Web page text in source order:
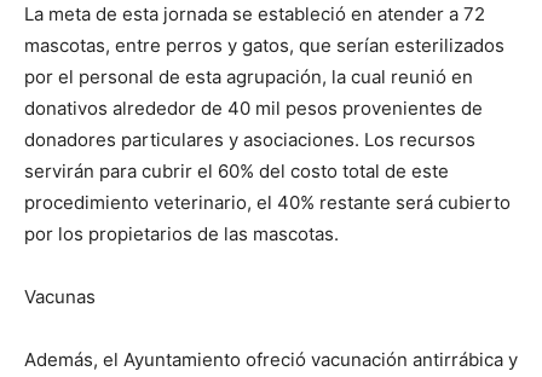
La meta de esta jornada se estableció en atender a 72
mascotas, entre perros y gatos, que serían esterilizados
por el personal de esta agrupación, la cual reunió en
donativos alrededor de 40 mil pesos provenientes de
donadores particulares y asociaciones. Los recursos
servirán para cubrir el 60% del costo total de este
procedimiento veterinario, el 40% restante será cubierto
por los propietarios de las mascotas.
Vacunas
Además, el Ayuntamiento ofreció vacunación antirrábica y